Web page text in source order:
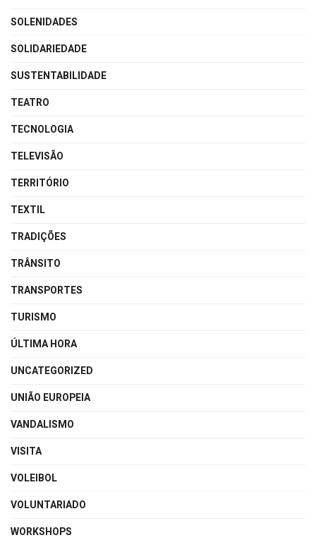
SOLENIDADES
SOLIDARIEDADE
SUSTENTABILIDADE
TEATRO
TECNOLOGIA
TELEVISÃO
TERRITÓRIO
TEXTIL
TRADIÇÕES
TRÂNSITO
TRANSPORTES
TURISMO
ÚLTIMA HORA
UNCATEGORIZED
UNIÃO EUROPEIA
VANDALISMO
VISITA
VOLEIBOL
VOLUNTARIADO
WORKSHOPS